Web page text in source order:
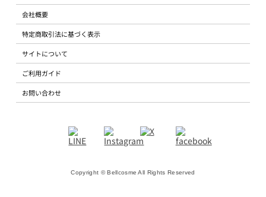
会社概要
特定商取引法に基づく表示
サイトについて
ご利用ガイド
お問い合わせ
Copyright © Bellcosme All Rights Reserved